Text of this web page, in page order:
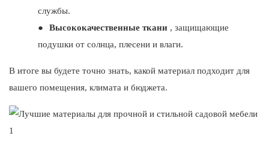
службы.
●
Высококачественные ткани , защищающие
подушки от солнца, плесени и влаги.
В итоге вы будете точно знать, какой материал подходит для
вашего помещения, климата и бюджета.